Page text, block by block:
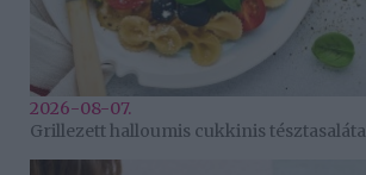
2026-08-07.
Grillezett halloumis cukkinis tésztasaláta